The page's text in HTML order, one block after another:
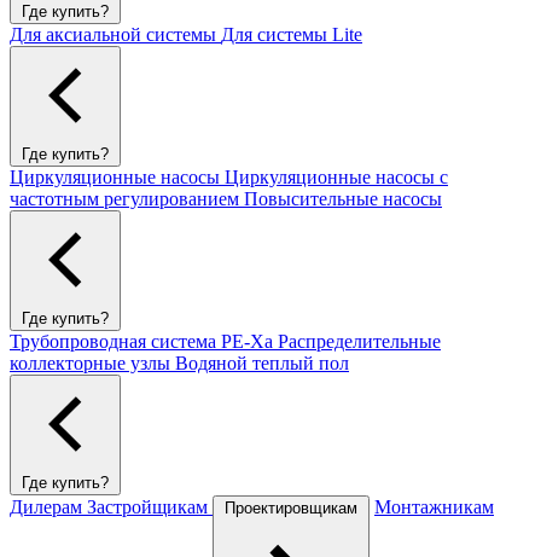
Где купить?
Для аксиальной системы Для системы Lite
Где купить?
Циркуляционные насосы Циркуляционные насосы с
частотным регулированием Повысительные насосы
Где купить?
Трубопроводная система PE-Xa Распределительные
коллекторные узлы Водяной теплый пол
Где купить?
Дилерам Застройщикам Проектировщикам Монтажникам